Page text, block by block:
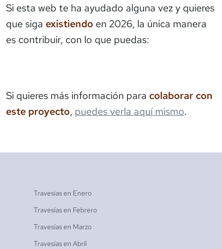
Si esta web te ha ayudado alguna vez y quieres
que siga existiendo en 2026, la única manera
es contribuir, con lo que puedas:
Si quieres más información para colaborar con
este proyecto, puedes verla aquí mismo.
Travesías en Enero
Travesías en Febrero
Travesías en Marzo
Travesías en Abril